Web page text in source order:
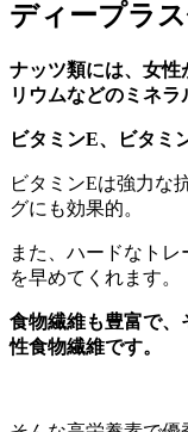
ディープラ
ナッツ類には、女性
リウムなどのミネラ
ビタミンE、ビタミ
ビタミンEは強力な
グにも効果的。
また、ハードなト
を早めてくれます。
食物繊維も豊富で、
性食物繊維です。